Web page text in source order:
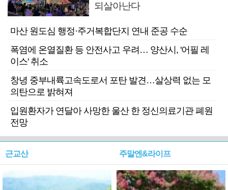
되살아난다
마산 원도심 행정·주거복합단지 연내 준공 수순
폭염에 온열질환 등 안전사고 우려… 양산시, '어필 레
이스' 취소
창녕 중부내륙고속도로서 포탄 발견…살상력 없는 모
의탄으로 밝혀져
입원환자가 연달아 사망한 울산 한 정신의료기관 폐원
전망
근교산 주말엔&라이프